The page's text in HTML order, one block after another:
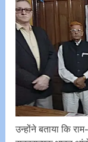
उन्होंने बताया कि